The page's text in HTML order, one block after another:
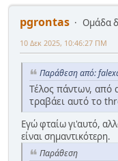
pgrontas
Ομάδα
10 Δεκ 2025, 10:46:27 ΠΜ
Παράθεση από:
Τέλος πάντων, από
τραβάει αυτό το
Εγώ φταίω γι'αυτό,
είναι σημαντικότερη.
Παράθεση